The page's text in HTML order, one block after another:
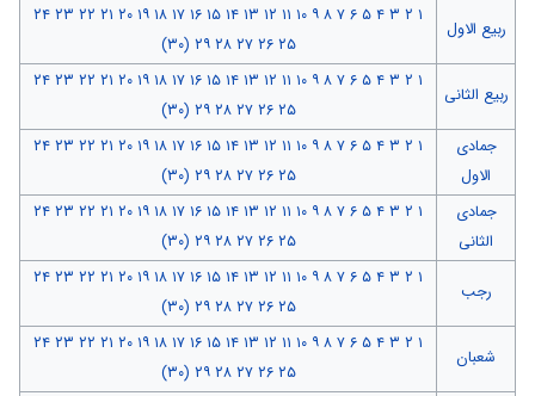
ربیع الاول
۱ ۲ ۳ ۴ ۵ ۶ ۷ ۸ ۹ ۱۰ ۱۱ ۱۲ ۱۳ ۱۴ ۱۵ ۱۶ ۱۷ ۱۸ ۱۹ ۲۰ ۲۱ ۲۲ ۲۳ ۲۴
۲۵ ۲۶ ۲۷ ۲۸ ۲۹ (۳۰)
ربیع الثانی
۱ ۲ ۳ ۴ ۵ ۶ ۷ ۸ ۹ ۱۰ ۱۱ ۱۲ ۱۳ ۱۴ ۱۵ ۱۶ ۱۷ ۱۸ ۱۹ ۲۰ ۲۱ ۲۲ ۲۳ ۲۴
۲۵ ۲۶ ۲۷ ۲۸ ۲۹ (۳۰)
جمادی
الاول
۱ ۲ ۳ ۴ ۵ ۶ ۷ ۸ ۹ ۱۰ ۱۱ ۱۲ ۱۳ ۱۴ ۱۵ ۱۶ ۱۷ ۱۸ ۱۹ ۲۰ ۲۱ ۲۲ ۲۳ ۲۴
۲۵ ۲۶ ۲۷ ۲۸ ۲۹ (۳۰)
جمادی
الثانی
۱ ۲ ۳ ۴ ۵ ۶ ۷ ۸ ۹ ۱۰ ۱۱ ۱۲ ۱۳ ۱۴ ۱۵ ۱۶ ۱۷ ۱۸ ۱۹ ۲۰ ۲۱ ۲۲ ۲۳ ۲۴
۲۵ ۲۶ ۲۷ ۲۸ ۲۹ (۳۰)
رجب
۱ ۲ ۳ ۴ ۵ ۶ ۷ ۸ ۹ ۱۰ ۱۱ ۱۲ ۱۳ ۱۴ ۱۵ ۱۶ ۱۷ ۱۸ ۱۹ ۲۰ ۲۱ ۲۲ ۲۳ ۲۴
۲۵ ۲۶ ۲۷ ۲۸ ۲۹ (۳۰)
شعبان
۱ ۲ ۳ ۴ ۵ ۶ ۷ ۸ ۹ ۱۰ ۱۱ ۱۲ ۱۳ ۱۴ ۱۵ ۱۶ ۱۷ ۱۸ ۱۹ ۲۰ ۲۱ ۲۲ ۲۳ ۲۴
۲۵ ۲۶ ۲۷ ۲۸ ۲۹ (۳۰)